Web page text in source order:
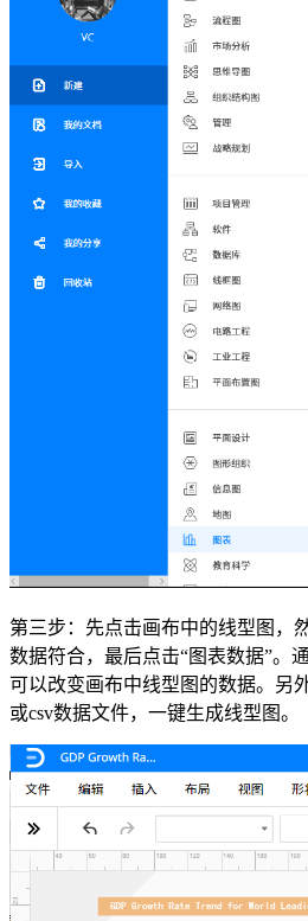
第三步：先点击画布中的线型图，
数据符合，最后点击“图表数据”。
可以改变画布中线型图的数据。另
或csv数据文件，一键生成线型图。